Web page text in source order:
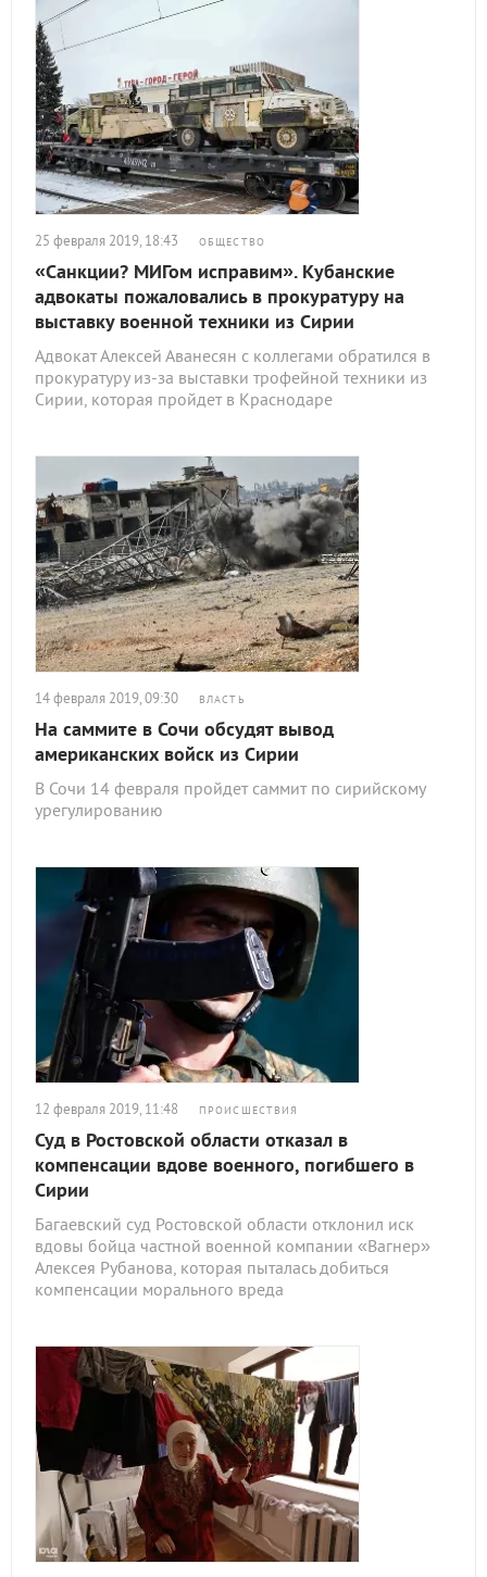
25 февраля 2019, 18:43 ОБЩЕСТВО
«Санкции? МИГом исправим». Кубанские
адвокаты пожаловались в прокуратуру на
выставку военной техники из Сирии
Адвокат Алексей Аванесян с коллегами обратился в
прокуратуру из-за выставки трофейной техники из
Сирии, которая пройдет в Краснодаре
14 февраля 2019, 09:30 ВЛАСТЬ
На саммите в Сочи обсудят вывод
американских войск из Сирии
В Сочи 14 февраля пройдет саммит по сирийскому
урегулированию
12 февраля 2019, 11:48 ПРОИСШЕСТВИЯ
Суд в Ростовской области отказал в
компенсации вдове военного, погибшего в
Сирии
Багаевский суд Ростовской области отклонил иск
вдовы бойца частной военной компании «Вагнер»
Алексея Рубанова, которая пыталась добиться
компенсации морального вреда